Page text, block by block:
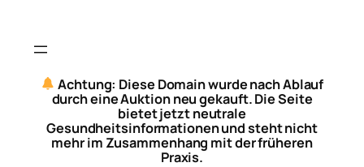
Achtung: Diese Domain wurde nach Ablauf
durch eine Auktion neu gekauft. Die Seite
bietet jetzt neutrale
Gesundheitsinformationen und steht nicht
mehr im Zusammenhang mit der früheren
Praxis.